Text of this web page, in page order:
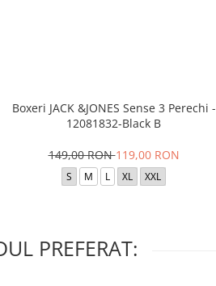
Boxeri JACK &JONES Sense 3 Perechi -
12081832-Black B
149,00 RON119,00 RON
S M L XL XXL
PREFERAT: